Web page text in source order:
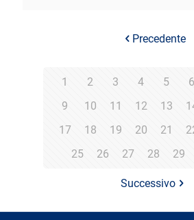
Precedente
1 2 3 4 5 6
9
10 11 12 13
17
18 19 20 21
25
26 27 28 29
Successivo